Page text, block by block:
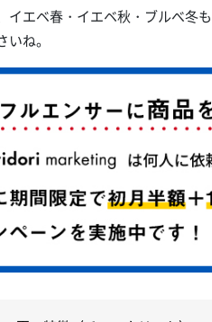
イエベ春・イエベ秋・ブルべ冬
ね。